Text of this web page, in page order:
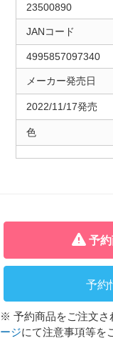
23500890
JANコード
4995857097340
メーカー発売日
2022/11/17発売
色
予
予約
※ 予約商品をご注文さ
ージにて注意事項等を